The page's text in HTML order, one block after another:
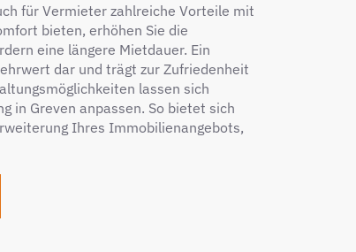
für Vermieter zahlreiche Vorteile mit
bieten, erhöhen Sie die
eine längere Mietdauer. Ein
dar und trägt zur Zufriedenheit
lassen sich
in Greven anpassen. So bietet sich
Ihres Immobilienangebots,